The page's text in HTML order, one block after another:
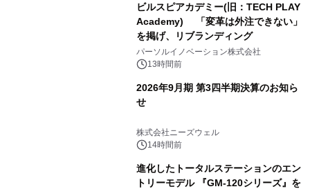
ビルスピアカデミー(旧：TECH PLAY
Academy) 「変革は外注できない」
を掲げ、リブランディング
パーソルイノベーション株式会社
13時間前
2026年9月期 第3四半期決算のお知ら
せ
株式会社ニーズウェル
14時間前
進化したトータルステーションのエン
トリーモデル 『GM-120シリーズ』を